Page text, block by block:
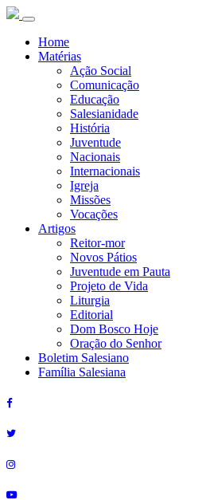
Home
Matérias
Ação Social
Comunicação
Educação
Salesianidade
História
Juventude
Nacionais
Internacionais
Igreja
Missões
Vocações
Artigos
Reitor-mor
Novos Pátios
Juventude em Pauta
Projeto de Vida
Liturgia
Editorial
Dom Bosco Hoje
Oração do Senhor
Boletim Salesiano
Família Salesiana